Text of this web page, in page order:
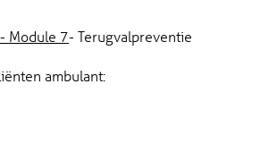
Module 7- Terugvalpreventie
ambulant: